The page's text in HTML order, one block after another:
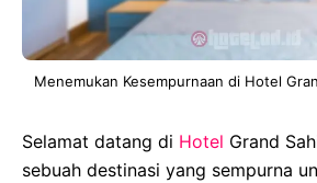
Menemukan Kesempurnaan di Hotel
Selamat datang di Hotel Grand
sebuah destinasi yang sempurna